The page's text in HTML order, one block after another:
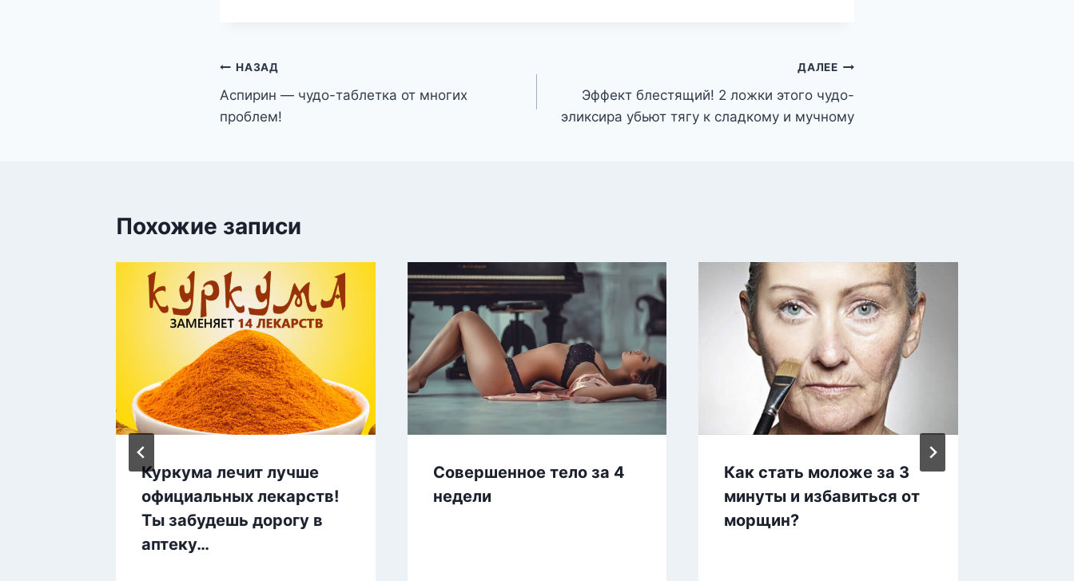
Навигация
по
НАЗАД
Аспирин — чудо-таблетка от многих
проблем!
ДАЛЕЕ
Эффект блестящий! 2 ложки этого чудо-
эликсира убьют тягу к сладкому и мучному
Похожие записи
Куркума лечит лучше
официальных лекарств!
Ты забудешь дорогу в
аптеку…
Совершенное тело за 4
недели
Как стать моложе за 3
минуты и избавиться от
морщин?